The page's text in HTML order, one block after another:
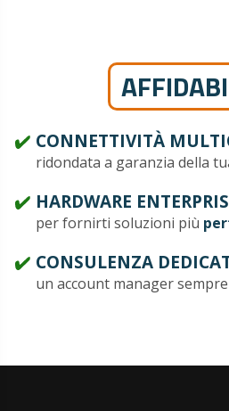
CONNETTIVITÀ
ridondata a garanzia della
HARDWARE
per fornirti soluzioni più
CONSULENZA
un account manager